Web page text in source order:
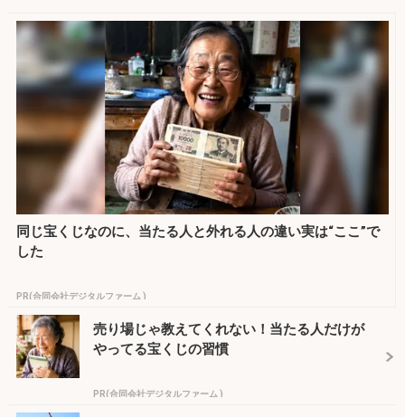
同じ宝くじなのに、当たる人と外れる人の違い実は“ここ”で
した
PR(合同会社デジタルファーム )
売り場じゃ教えてくれない！当たる人だけが
やってる宝くじの習慣
PR(合同会社デジタルファーム )